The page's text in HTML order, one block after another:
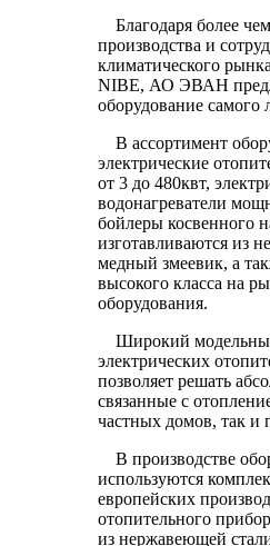
Благодаря более
производства и
климатического
NIBE, АО ЭВАН
оборудование самого
В ассортимент
электрические
от 3 до 480квт,
водонагреватели
бойлеры косвенного
изготавливаются из
медный змеевик, а
высокого класса на
оборудования.
Широкий
электрических
позволяет решать
связанные с
частных домов, так
В производстве
используются
европейских
отопительного
из нержавеющей